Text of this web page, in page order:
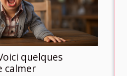
quelques
calmer